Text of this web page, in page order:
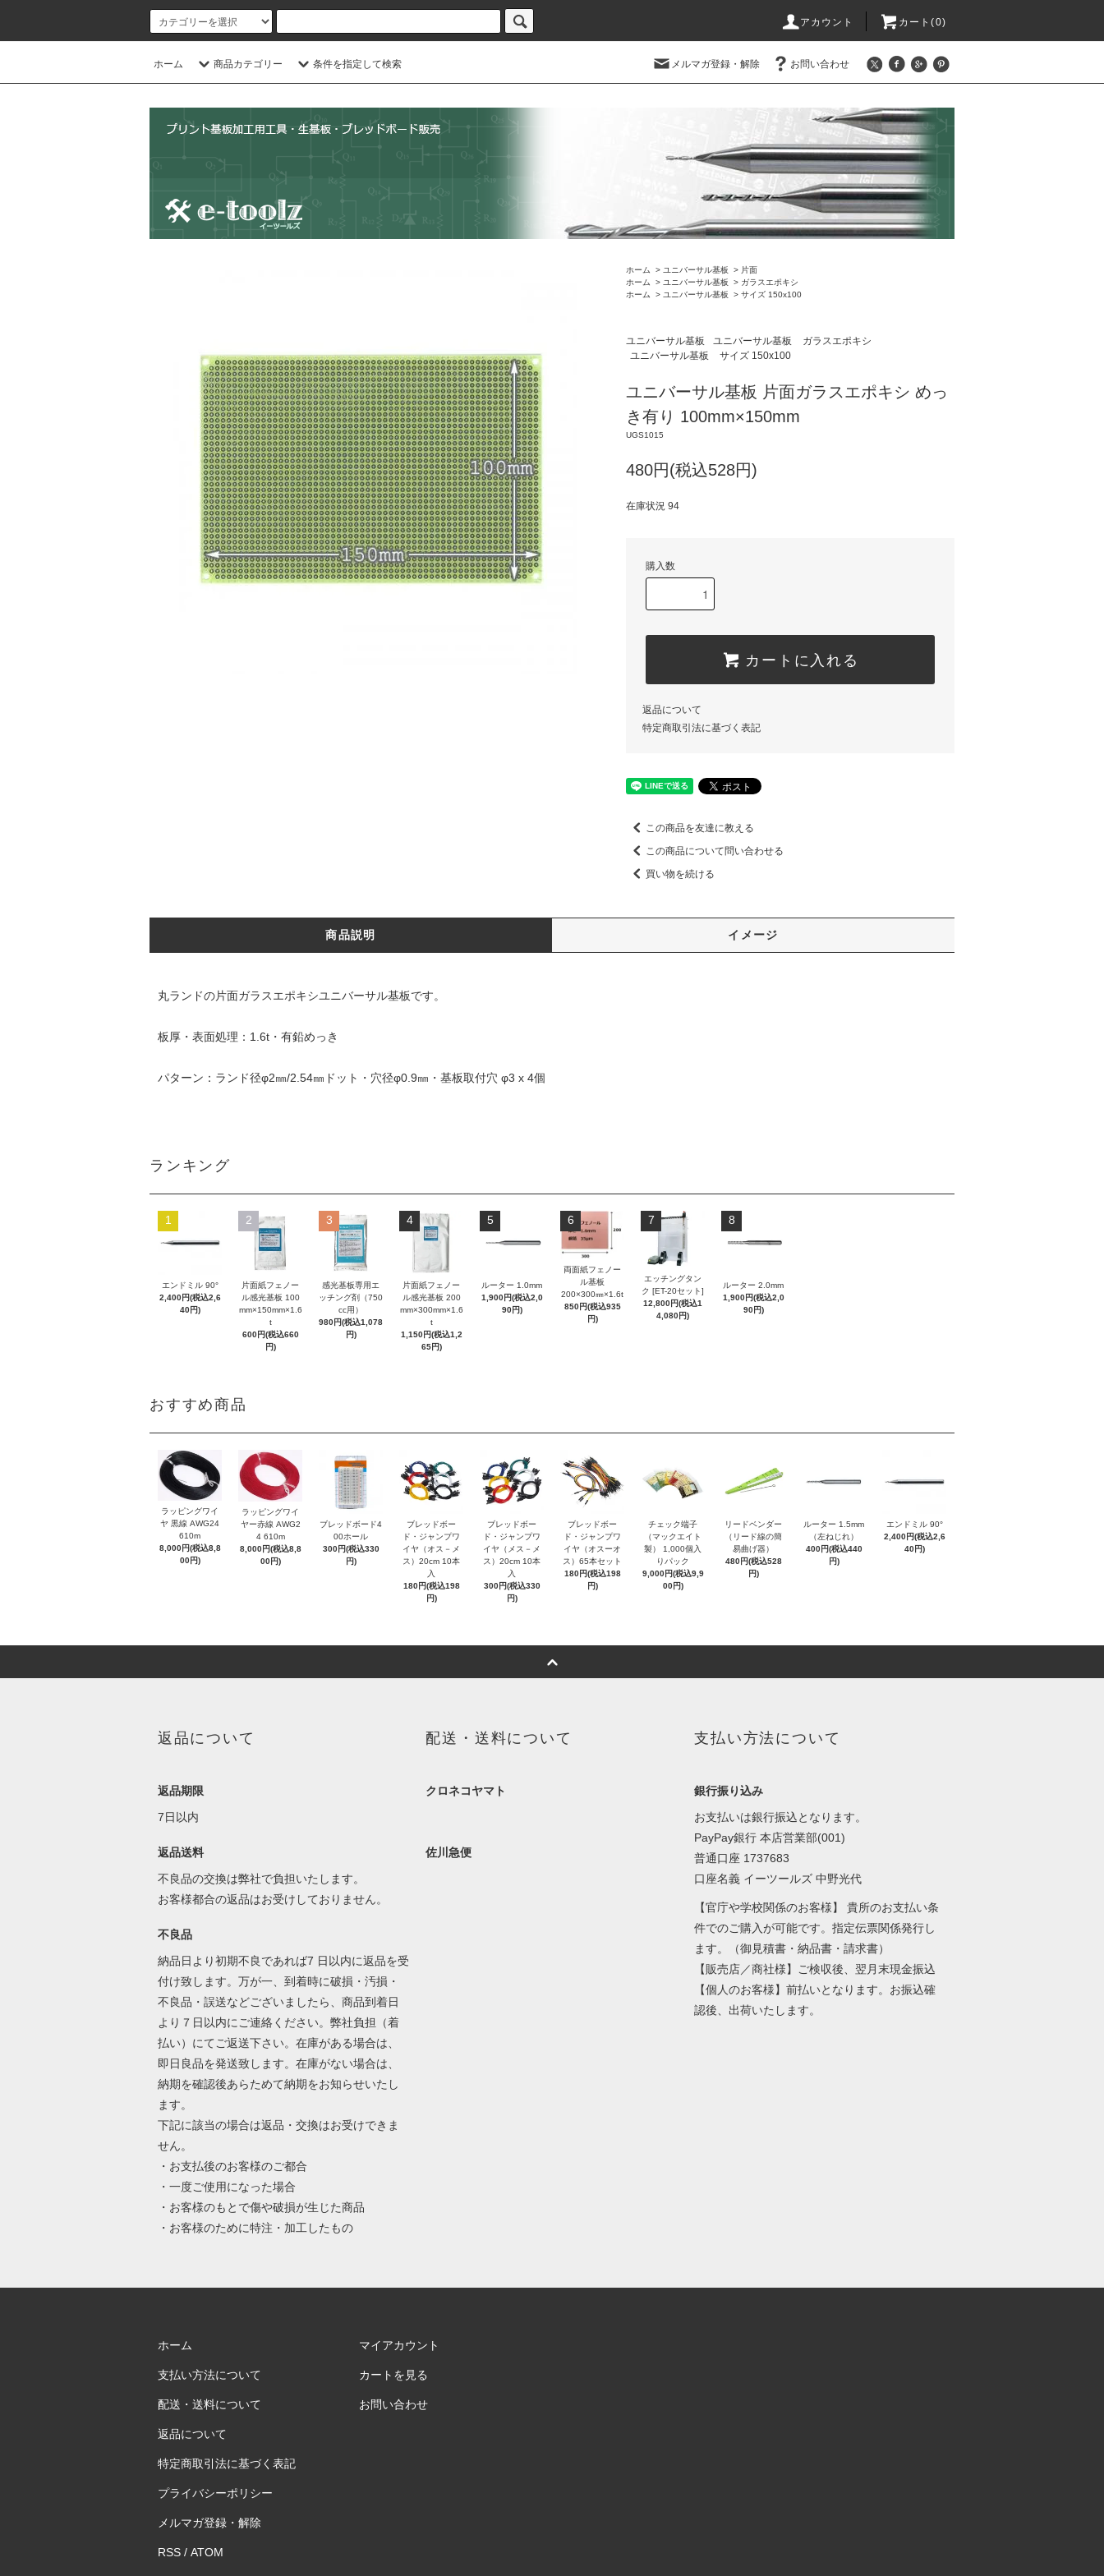
アカウント カート(0)
ホーム 商品カテゴリー 条件を指定して検索 メルマガ登録・解除 お問い合わせ
ホーム > ユニバーサル基板 > 片面
ホーム
> ユニバーサル基板 > ガラスエポキシ
ホーム
> ユニバーサル基板 > サイズ 150x100
ユニバーサル基板 ユニバーサル基板
ガラスエポキシ
ユニバーサル基板
サイズ 150x100
ユニバーサル基板 片面ガラスエポキシ めっ
き有り 100mm×150mm
UGS1015
480円(税込528円)
在庫状況 94
購入数
カートに入れる
返品について
特定商取引法に基づく表記
この商品を友達に教える
この商品について問い合わせる
買い物を続ける
商品説明 イメージ
丸ランドの片面ガラスエポキシユニバーサル基板です。
板厚・表面処理：1.6t・有鉛めっき
パターン：ランド径φ2㎜/2.54㎜ドット・穴径φ0.9㎜・基板取付穴 φ3 x 4個
ランキング
1
エンドミル 90°
2,400円(税込2,6
40円)
2
片面紙フェノー
ル感光基板 100
mm×150mm×1.6
t
600円(税込660
円)
3
感光基板専用エ
ッチング剤（750
cc用）
980円(税込1,078
円)
4
片面紙フェノー
ル感光基板 200
mm×300mm×1.6
t
1,150円(税込1,2
65円)
5
ルーター 1.0mm
1,900円(税込2,0
90円)
6
両面紙フェノー
ル基板
200×300㎜×1.6t
850円(税込935
円)
7
エッチングタン
ク [ET-20セット]
12,800円(税込1
4,080円)
8
ルーター 2.0mm
1,900円(税込2,0
90円)
おすすめ商品
ラッピングワイ
ヤ 黒線 AWG24
610m
8,000円(税込8,8
00円)
ラッピングワイ
ヤー赤線 AWG2
4 610m
8,000円(税込8,8
00円)
ブレッドボード4
00ホール
300円(税込330
円)
ブレッドボー
ド・ジャンプワ
イヤ（オス－メ
ス）20cm 10本
入
180円(税込198
円)
ブレッドボー
ド・ジャンプワ
イヤ（メス－メ
ス）20cm 10本
入
300円(税込330
円)
ブレッドボー
ド・ジャンプワ
イヤ（オスーオ
ス）65本セット
180円(税込198
円)
チェック端子
（マックエイト
製） 1,000個入
りパック
9,000円(税込9,9
00円)
リードベンダー
（リード線の簡
易曲げ器）
480円(税込528
円)
ルーター 1.5mm
（左ねじれ）
400円(税込440
円)
エンドミル 90°
2,400円(税込2,6
40円)
返品について
返品期限
7日以内
返品送料
不良品の交換は弊社で負担いたします。
お客様都合の返品はお受けしておりません。
不良品
納品日より初期不良であれば7 日以内に返品を受
付け致します。万が一、到着時に破損・汚損・
不良品・誤送などございましたら、商品到着日
より７日以内にご連絡ください。弊社負担（着
払い）にてご返送下さい。在庫がある場合は、
即日良品を発送致します。在庫がない場合は、
納期を確認後あらためて納期をお知らせいたし
ます。
下記に該当の場合は返品・交換はお受けできま
せん。
・お支払後のお客様のご都合
・一度ご使用になった場合
・お客様のもとで傷や破損が生じた商品
・お客様のために特注・加工したもの
配送・送料について
クロネコヤマト
佐川急便
支払い方法について
銀行振り込み
お支払いは銀行振込となります。
PayPay銀行 本店営業部(001)
普通口座 1737683
口座名義 イーツールズ 中野光代
【官庁や学校関係のお客様】 貴所のお支払い条
件でのご購入が可能です。指定伝票関係発行し
ます。（御見積書・納品書・請求書）
【販売店／商社様】ご検収後、翌月末現金振込
【個人のお客様】前払いとなります。お振込確
認後、出荷いたします。
ホーム
支払い方法について
配送・送料について
返品について
特定商取引法に基づく表記
プライバシーポリシー
メルマガ登録・解除
RSS/ ATOM
マイアカウント
カートを見る
お問い合わせ